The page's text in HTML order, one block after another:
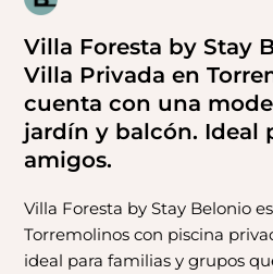
Villa Foresta by Stay
Villa Privada en
cuenta con una
jardín y balcón. Ideal
amigos.
Villa Foresta by Stay Belonio
Torremolinos con piscina
ideal para familias y grupos